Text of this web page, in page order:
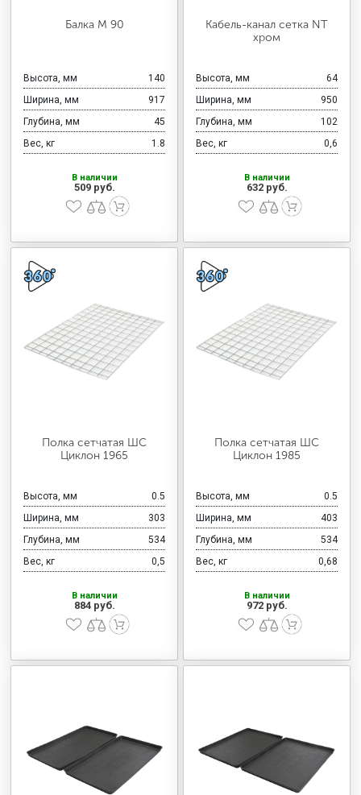
Балка M 90
Высота, мм
140
Ширина, мм
917
Глубина, мм
45
Вес, кг
1.8
В наличии
509 руб.
Кабель-канал сетка NT
хром
Высота, мм
64
Ширина, мм
950
Глубина, мм
102
Вес, кг
0,6
В наличии
632 руб.
Полка сетчатая ШС
Циклон 1965
Высота, мм
0.5
Ширина, мм
303
Глубина, мм
534
Вес, кг
0,5
В наличии
884 руб.
Полка сетчатая ШС
Циклон 1985
Высота, мм
0.5
Ширина, мм
403
Глубина, мм
534
Вес, кг
0,68
В наличии
972 руб.